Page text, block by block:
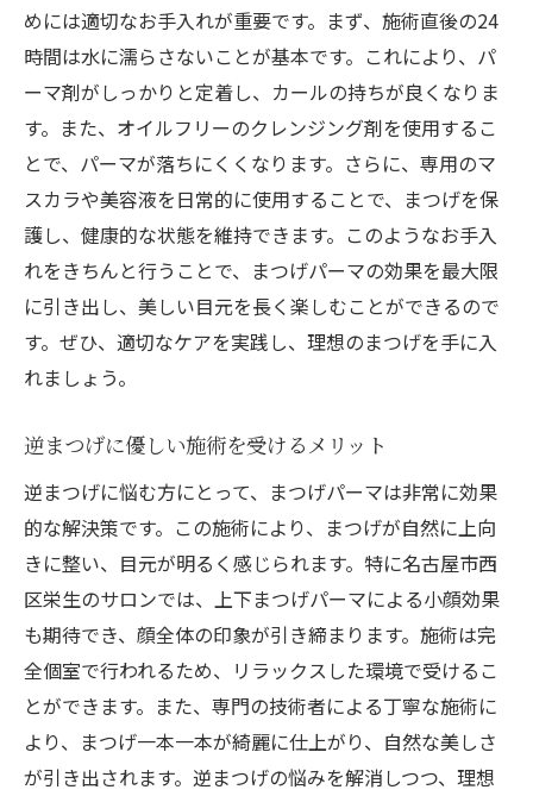
めには適切なお手入れが重要です。まず、施術直後の24
時間は水に濡らさないことが基本です。これにより、パ
ーマ剤がしっかりと定着し、カールの持ちが良くなりま
す。また、オイルフリーのクレンジング剤を使用するこ
とで、パーマが落ちにくくなります。さらに、専用のマ
スカラや美容液を日常的に使用することで、まつげを保
護し、健康的な状態を維持できます。このようなお手入
れをきちんと行うことで、まつげパーマの効果を最大限
に引き出し、美しい目元を長く楽しむことができるので
す。ぜひ、適切なケアを実践し、理想のまつげを手に入
れましょう。
逆まつげに優しい施術を受けるメリット
逆まつげに悩む方にとって、まつげパーマは非常に効果
的な解決策です。この施術により、まつげが自然に上向
きに整い、目元が明るく感じられます。特に名古屋市西
区栄生のサロンでは、上下まつげパーマによる小顔効果
も期待でき、顔全体の印象が引き締まります。施術は完
全個室で行われるため、リラックスした環境で受けるこ
とができます。また、専門の技術者による丁寧な施術に
より、まつげ一本一本が綺麗に仕上がり、自然な美しさ
が引き出されます。逆まつげの悩みを解消しつつ、理想